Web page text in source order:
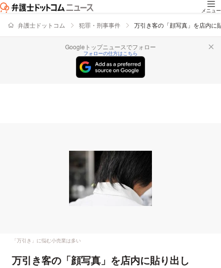
メニュー
弁護士ドットコム 犯罪・刑事事件 万引き客の「顔写真」を店内に
Googleトップニュースでフォロー
フォローの仕方はこちら
「万引き」に悩む小売業は多い
万引き客の「顔写真」を店内に貼り出し